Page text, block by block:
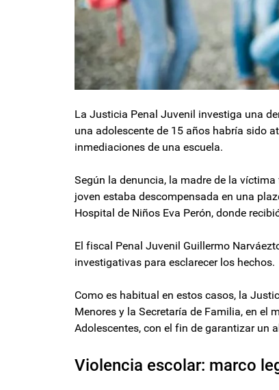
La Justicia Penal Juvenil investiga una
una adolescente de 15 años habría sido
inmediaciones de una escuela.
Según la denuncia, la madre de la
joven estaba descompensada en una
Hospital de Niños Eva Perón, donde
El fiscal Penal Juvenil Guillermo
investigativas para esclarecer los hechos.
Como es habitual en estos casos, la
Menores y la Secretaría de Familia, en el
Adolescentes, con el fin de garantizar un
Violencia escolar: marco